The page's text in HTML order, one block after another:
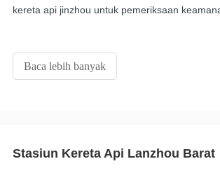
kereta api jinzhou untuk pemeriksaan
Baca lebih banyak
Stasiun Kereta Api Lanzhou Barat